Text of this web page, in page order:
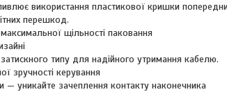
використання пластикової кришки
перешкод.
щільності паковання
типу для надійного утримання кабелю.
зручності керування
— уникайте зачеплення контакту наконечника